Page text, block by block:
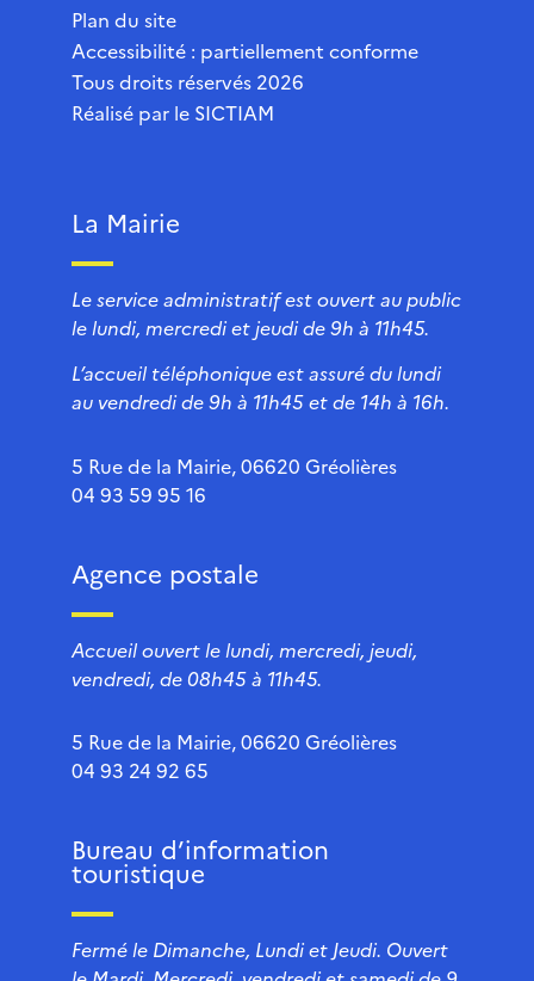
Plan du site
Accessibilité : partiellement conforme
Tous droits réservés 2026
Réalisé par le SICTIAM
La Mairie
Le service administratif est ouvert au public
le lundi, mercredi et jeudi de 9h à 11h45.
L’accueil téléphonique est assuré du lundi
au vendredi de 9h à 11h45 et de 14h à 16h.
5 Rue de la Mairie, 06620 Gréolières
04 93 59 95 16
Agence postale
Accueil ouvert le lundi, mercredi, jeudi,
vendredi, de 08h45 à 11h45.
5 Rue de la Mairie, 06620 Gréolières
04 93 24 92 65
Bureau d’information
touristique
Fermé le Dimanche, Lundi et Jeudi. Ouvert